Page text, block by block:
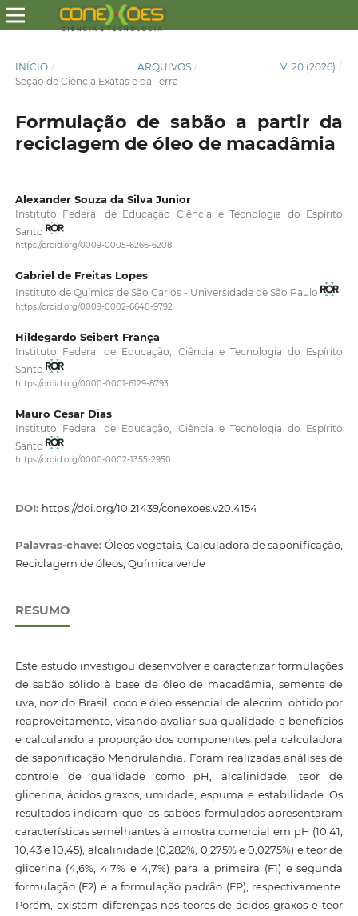
INÍCIO / ARQUIVOS / V. 20 (2026) /
Seção de Ciência Exatas e da Terra
Formulação de sabão a partir da
reciclagem de óleo de macadâmia
Alexander Souza da Silva Junior
Instituto Federal de Educação Ciência e Tecnologia do Espírito
Santo
https://orcid.org/0009-0005-6266-6208
Gabriel de Freitas Lopes
Instituto de Química de São Carlos - Universidade de São Paulo
https://orcid.org/0009-0002-6640-9792
Hildegardo Seibert França
Instituto Federal de Educação, Ciência e Tecnologia do Espírito
Santo
https://orcid.org/0000-0001-6129-8793
Mauro Cesar Dias
Instituto Federal de Educação, Ciência e Tecnologia do Espírito
Santo
https://orcid.org/0000-0002-1355-2950
DOI: https://doi.org/10.21439/conexoes.v20.4154
Palavras-chave: Óleos vegetais, Calculadora de saponificação,
Reciclagem de óleos, Química verde
RESUMO
Este estudo investigou desenvolver e caracterizar formulações
de sabão sólido à base de óleo de macadâmia, semente de
uva, noz do Brasil, coco e óleo essencial de alecrim, obtido por
reaproveitamento, visando avaliar sua qualidade e benefícios
e calculando a proporção dos componentes pela calculadora
de saponificação Mendrulandia. Foram realizadas análises de
controle de qualidade como pH, alcalinidade, teor de
glicerina, ácidos graxos, umidade, espuma e estabilidade. Os
resultados indicam que os sabões formulados apresentaram
características semelhantes à amostra comercial em pH (10,41,
10,43 e 10,45), alcalinidade (0,282%, 0,275% e 0,0275%) e teor de
glicerina (4,6%, 4,7% e 4,7%) para a primeira (F1) e segunda
formulação (F2) e a formulação padrão (FP), respectivamente.
Porém, existem diferenças nos teores de ácidos graxos e teor